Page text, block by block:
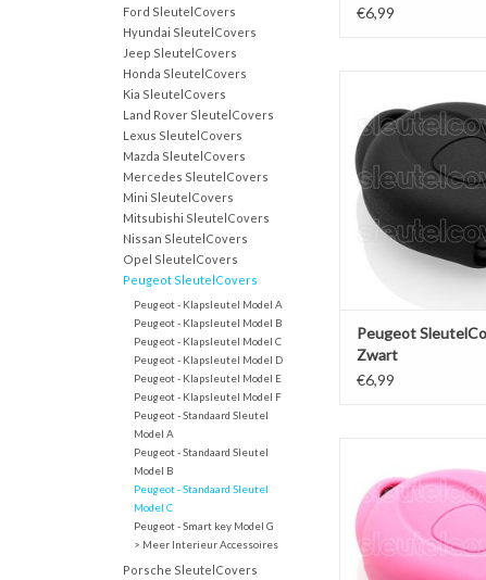
Ford SleutelCovers
Hyundai SleutelCovers
Jeep SleutelCovers
Honda SleutelCovers
Kia SleutelCovers
Land Rover SleutelCovers
Lexus SleutelCovers
Mazda SleutelCovers
Mercedes SleutelCovers
Mini SleutelCovers
Mitsubishi SleutelCovers
Nissan SleutelCovers
Opel SleutelCovers
Peugeot SleutelCovers
Peugeot - Klapsleutel Model A
Peugeot - Klapsleutel Model B
Peugeot - Klapsleutel Model C
Peugeot - Klapsleutel Model D
Peugeot - Klapsleutel Model E
Peugeot - Klapsleutel Model F
Peugeot - Standaard Sleutel
Model A
Peugeot - Standaard Sleutel
Model B
Peugeot - Standaard Sleutel
Model C
Peugeot - Smart key Model G
> Meer Interieur Accessoires
Porsche SleutelCovers
€6,99
Silicone
beschermhoesje
TOEVOEGEN AAN
Peugeot
Zwart
€6,99
Silicone
beschermhoesje
TOEVOEGEN AAN